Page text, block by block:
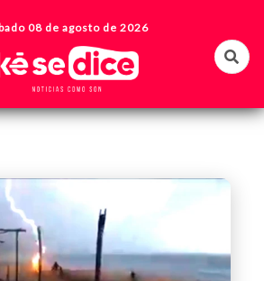
08 de agosto de 2026